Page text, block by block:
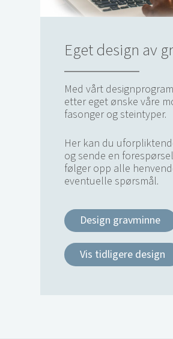
Eget design av
Med vårt
etter eget ønske våre
fasonger og steintyper.
Her kan du
og sende en
følger opp alle
eventuelle spørsmål.
Design gravminne
Vis tidligere design